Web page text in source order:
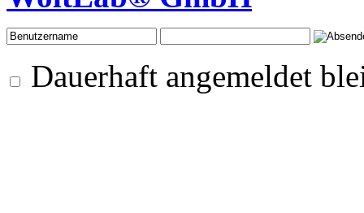
Dauerhaft angemeldet